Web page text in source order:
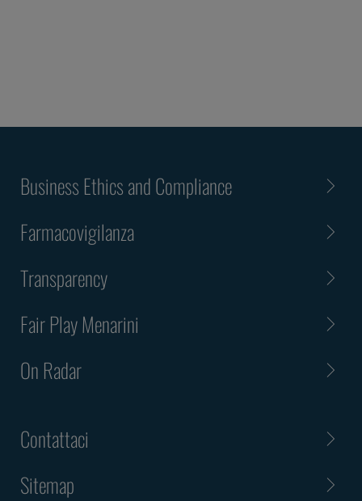
Business Ethics and Compliance
Farmacovigilanza
Transparency
Fair Play Menarini
On Radar
Contattaci
Sitemap